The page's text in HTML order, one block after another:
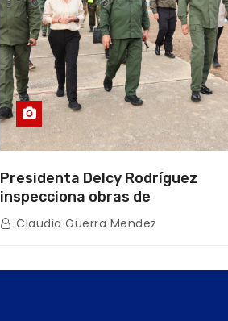
Presidenta Delcy Rodríguez
inspecciona obras de
restauración en Escuela Naval
tras afectaciones sísmicas en La
Claudia Guerra Mendez